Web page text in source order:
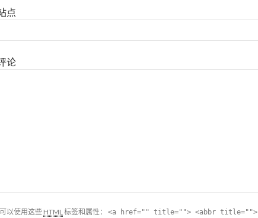
点
论
以使用这些 HTML标签和属性： <a href="" title=""> <abbr title="">